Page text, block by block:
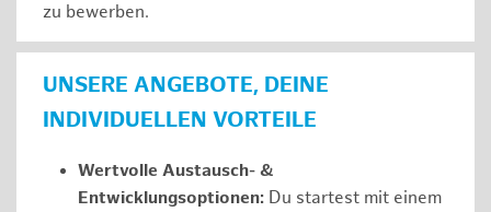
zu bewerben.
UNSERE ANGEBOTE, DEINE
INDIVIDUELLEN VORTEILE
Wertvolle Austausch- &
Entwicklungsoptionen: Du startest mit einem